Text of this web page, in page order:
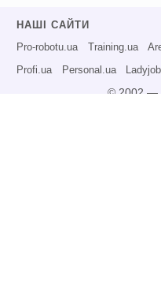
НАШІ САЙТИ
Pro-robotu.ua Training.ua
Profi.ua Personal.ua
© 2002 —